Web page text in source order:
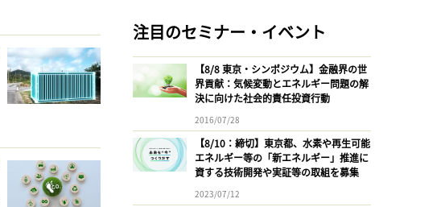
注目のセミナー・イベント
【8/8 東京・シンポジウム】金融界の世
界貢献：気候変動とエネルギー問題の解
決に向けた社会的責任投資行動
2016/07/28
【8/10：締切】東京都、水素や再生可能
エネルギー等の「新エネルギー」推進に
資する技術開発や実証等の取組を募集
2023/07/12